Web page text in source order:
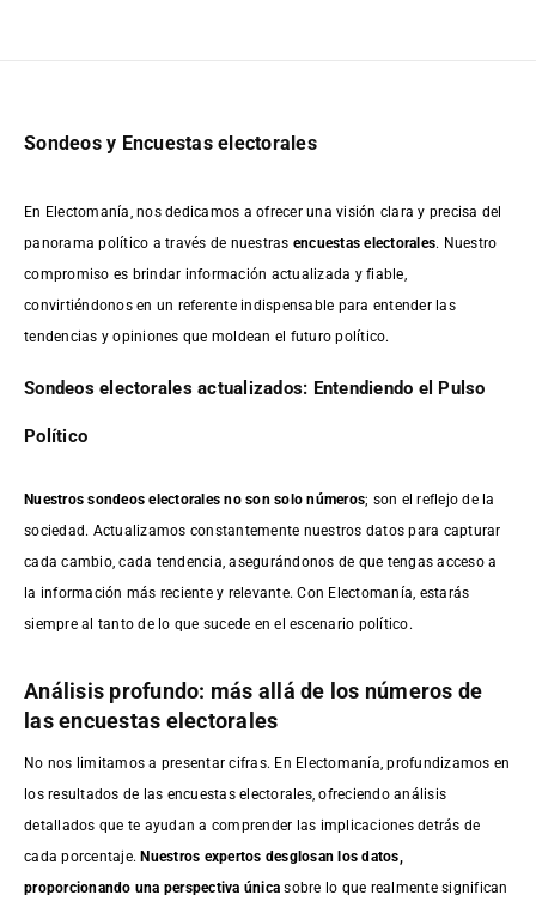
Sondeos y Encuestas electorales
En Electomanía, nos dedicamos a ofrecer una visión clara y precisa del
panorama político a través de nuestras encuestas electorales. Nuestro
compromiso es brindar información actualizada y fiable,
convirtiéndonos en un referente indispensable para entender las
tendencias y opiniones que moldean el futuro político.
Sondeos electorales actualizados: Entendiendo el Pulso
Político
Nuestros sondeos electorales no son solo números; son el reflejo de la
sociedad. Actualizamos constantemente nuestros datos para capturar
cada cambio, cada tendencia, asegurándonos de que tengas acceso a
la información más reciente y relevante. Con Electomanía, estarás
siempre al tanto de lo que sucede en el escenario político.
Análisis profundo: más allá de los números de
las encuestas electorales
No nos limitamos a presentar cifras. En Electomanía, profundizamos en
los resultados de las encuestas electorales, ofreciendo análisis
detallados que te ayudan a comprender las implicaciones detrás de
cada porcentaje.Nuestros expertos desglosan los datos,
proporcionando una perspectiva única sobre lo que realmente significan